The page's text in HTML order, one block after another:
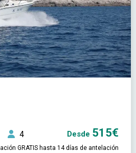
4 Desde 515€
GRATIS hasta 14 días de antelación